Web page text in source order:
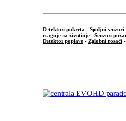
Detektori pokreta - Spoljni senzori
reaguje na životinje - Senzori
Detektor poplave - Zglobni nosači -